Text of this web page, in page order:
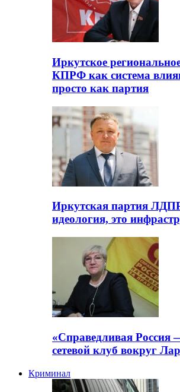
Иркутское
КПРФ как система
просто как партия
Иркутская партия
идеология, это
«Справедливая
сетевой клуб вокруг
Криминал